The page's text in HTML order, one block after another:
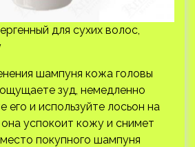
для сухих волос,
шампуня кожа головы
зуд, немедленно
его и используйте лосьон на
успокоит кожу и снимет
покупного шампуня